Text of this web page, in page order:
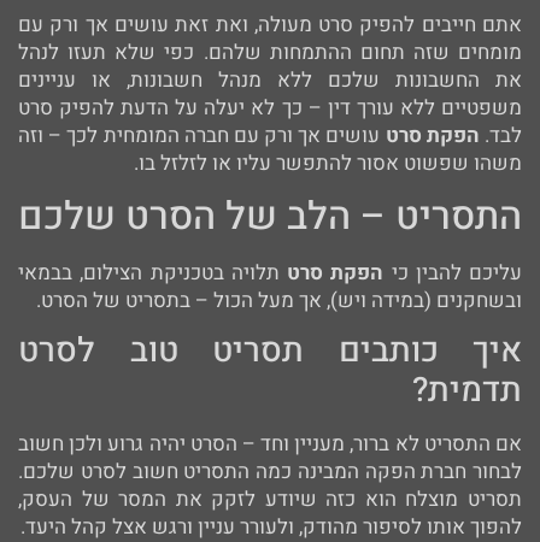
אתם חייבים להפיק סרט מעולה, ואת זאת עושים אך ורק עם
מומחים שזה תחום ההתמחות שלהם. כפי שלא תעזו לנהל
את החשבונות שלכם ללא מנהל חשבונות, או עניינים
משפטיים ללא עורך דין – כך לא יעלה על הדעת להפיק סרט
לבד. הפקת סרט עושים אך ורק עם חברה המומחית לכך – וזה
משהו שפשוט אסור להתפשר עליו או לזלזל בו.
התסריט – הלב של הסרט שלכם
עליכם להבין כי הפקת סרט תלויה בטכניקת הצילום, בבמאי
ובשחקנים (במידה ויש), אך מעל הכול – בתסריט של הסרט.
איך כותבים תסריט טוב לסרט
תדמית?
אם התסריט לא ברור, מעניין וחד – הסרט יהיה גרוע ולכן חשוב
לבחור חברת הפקה המבינה כמה התסריט חשוב לסרט שלכם.
תסריט מוצלח הוא כזה שיודע לזקק את המסר של העסק,
להפוך אותו לסיפור מהודק, ולעורר עניין ורגש אצל קהל היעד.